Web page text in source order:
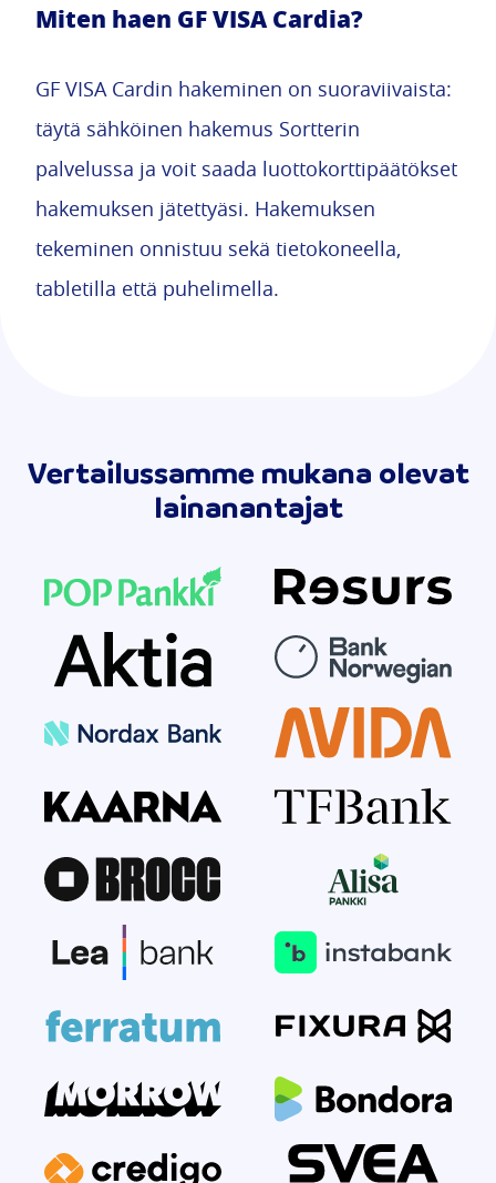
Miten haen GF VISA Cardia?
GF VISA Cardin hakeminen on suoraviivaista:
täytä sähköinen hakemus Sortterin
palvelussa ja voit saada luottokorttipäätökset
hakemuksen jätettyäsi. Hakemuksen
tekeminen onnistuu sekä tietokoneella,
tabletilla että puhelimella.
Vertailussamme mukana olevat
lainanantajat